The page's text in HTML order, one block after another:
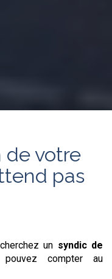
de votre
pas
un syndic de
compter au